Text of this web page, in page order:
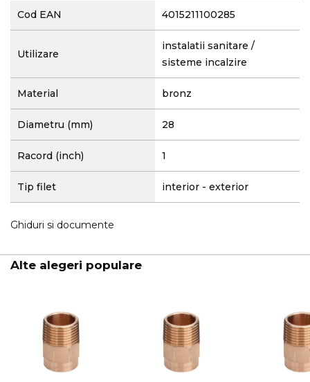
Cod EAN 4015211100285
Utilizare
instalatii sanitare /
sisteme incalzire
Material bronz
Diametru (mm) 28
Racord (inch) 1
Tip filet interior - exterior
Ghiduri si documente
Alte alegeri populare